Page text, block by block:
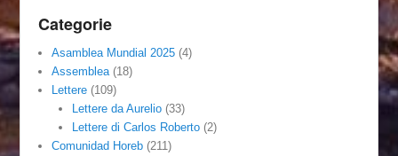
Categorie
Asamblea Mundial 2025 (4)
Assemblea (18)
Lettere (109)
Lettere da Aurelio(33)
Lettere di Carlos Roberto(2)
Comunidad Horeb (211)